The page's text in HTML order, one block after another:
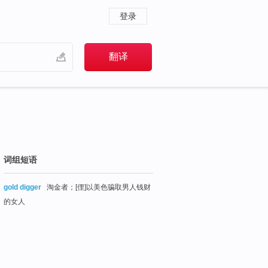
登录
词组短语
gold digger
淘金者；[俚]以美色骗取男人钱财
的女人